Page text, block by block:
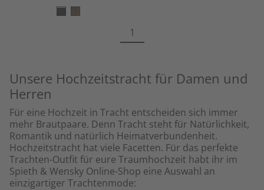
1
Unsere Hochzeitstracht für Damen und
Herren
Für eine Hochzeit in Tracht entscheiden sich immer
mehr Brautpaare. Denn Tracht steht für Natürlichkeit,
Romantik und natürlich Heimatverbundenheit.
Hochzeitstracht hat viele Facetten. Für das perfekte
Trachten-Outfit für eure Traumhochzeit habt ihr im
Spieth & Wensky Online-Shop eine Auswahl an
einzigartiger Trachtenmode: